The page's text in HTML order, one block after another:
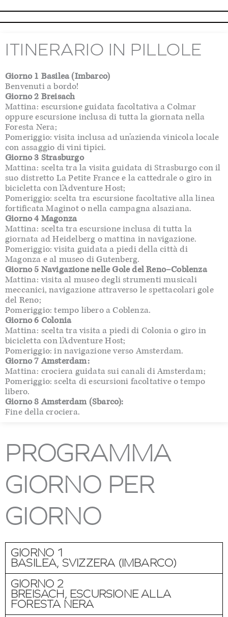
ITINERARIO IN PILLOLE
Giorno 1 Basilea (Imbarco)
Benvenuti a bordo!
Giorno 2 Breisach
Mattina: escursione guidata facoltativa a Colmar
oppure escursione inclusa di tutta la giornata nella
Foresta Nera;
Pomeriggio: visita inclusa ad un’azienda vinicola locale
con assaggio di vini tipici.
Giorno 3 Strasburgo
Mattina: scelta tra la visita guidata di Strasburgo con il
suo distretto La Petite France e la cattedrale o giro in
bicicletta con l’Adventure Host;
Pomeriggio: scelta tra escursione facoltative alla linea
fortificata Maginot o nella campagna alsaziana.
Giorno 4 Magonza
Mattina: scelta tra escursione inclusa di tutta la
giornata ad Heidelberg o mattina in navigazione.
Pomeriggio: visita guidata a piedi della città di
Magonza e al museo di Gutenberg.
Giorno 5 Navigazione nelle Gole del Reno–Coblenza
Mattina: visita al museo degli strumenti musicali
meccanici, navigazione attraverso le spettacolari gole
del Reno;
Pomeriggio: tempo libero a Coblenza.
Giorno 6 Colonia
Mattina: scelta tra visita a piedi di Colonia o giro in
bicicletta con l’Adventure Host;
Pomeriggio: in navigazione verso Amsterdam.
Giorno 7 Amsterdam:
Mattina: crociera guidata sui canali di Amsterdam;
Pomeriggio: scelta di escursioni facoltative o tempo
libero.
Giorno 8 Amsterdam (Sbarco):
Fine della crociera.
PROGRAMMA
GIORNO PER
GIORNO
GIORNO 1
BASILEA, SVIZZERA (IMBARCO)
GIORNO 2
BREISACH, ESCURSIONE ALLA
FORESTA NERA